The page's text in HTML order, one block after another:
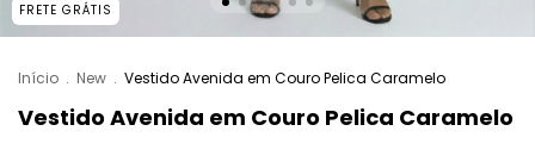
FRETE GRÁTIS
Início . New . Vestido Avenida em Couro Pelica Caramelo
Vestido Avenida em Couro Pelica Caramelo